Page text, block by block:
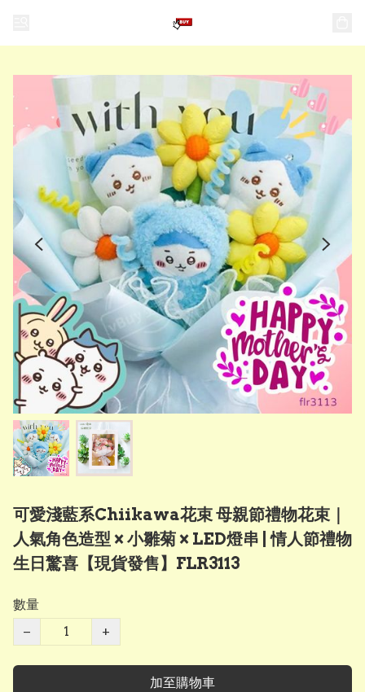
可愛淺藍系Chiikawa花束 母親節禮物花束｜
人氣角色造型 × 小雛菊 × LED燈串 | 情人節禮物
生日驚喜【現貨發售】FLR3113
數量
−
+
加至購物車